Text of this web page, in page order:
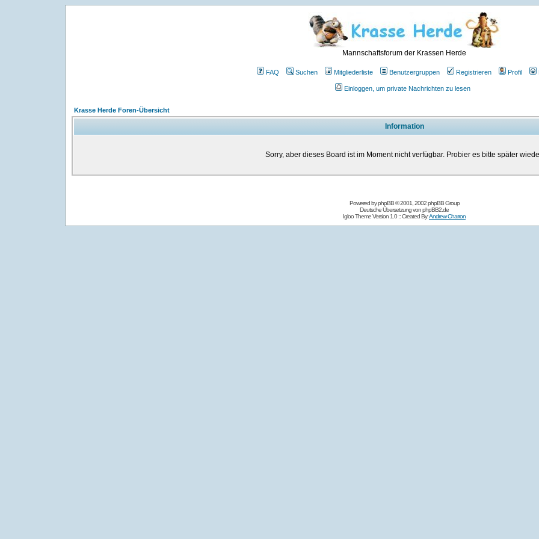
Mannschaftsforum der Krassen Herde
FAQ Suchen Mitgliederliste Benutzergruppen Registrieren Profil
Einloggen, um private Nachrichten zu lesen
Krasse Herde Foren-Übersicht
Information
Sorry, aber dieses Board ist im Moment nicht verfügbar. Probier es bitte später
Powered byphpBB© 2001, 2002 phpBB Group
Deutsche Übersetzung vonphpBB2.de
Igloo Theme Version 1.0 :: Created By:Andrew Charron